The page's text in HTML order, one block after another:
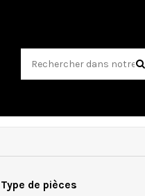
Type de pièces